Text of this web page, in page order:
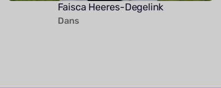
Faisca Heeres-Degelink
Dans